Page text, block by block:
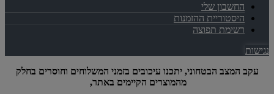
החשבון שלי
היסטוריית ההזמנות
רשימת תפוצה
נגישות
עקב המצב הבטחוני, יתכנו עיכובים בזמני המשלוחים וחוסרים בחלק
מהמוצרים הקיימים באתר,